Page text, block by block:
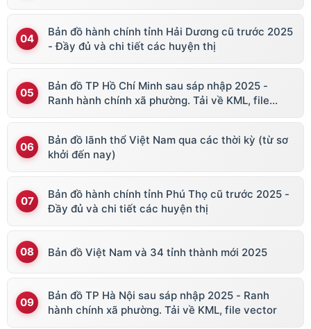
Bản đồ hành chính tỉnh Hải Dương cũ trước 2025
- Đầy đủ và chi tiết các huyện thị
Bản đồ TP Hồ Chí Minh sau sáp nhập 2025 -
Ranh hành chính xã phường. Tải về KML, file
Bản đồ lãnh thổ Việt Nam qua các thời kỳ (từ sơ
khởi đến nay)
Bản đồ hành chính tỉnh Phú Thọ cũ trước 2025 -
Đầy đủ và chi tiết các huyện thị
Bản đồ Việt Nam và 34 tỉnh thành mới 2025
Bản đồ TP Hà Nội sau sáp nhập 2025 - Ranh
hành chính xã phường. Tải về KML, file vector